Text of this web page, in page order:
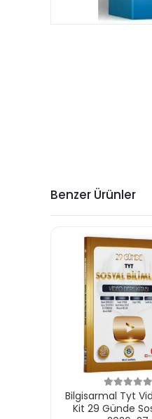
Benzer Ürünler
Bilgisarmal Tyt
Kit 29 Günde